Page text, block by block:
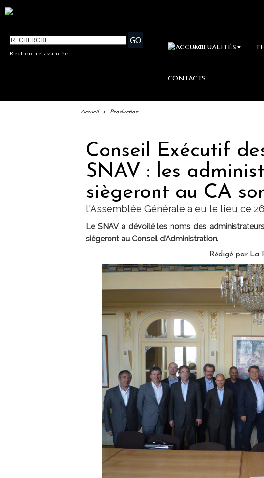
Recherche avancée
ACTUALITÉS ▼
CONTACTS
Accueil > Production
Conseil Exécutif
SNAV : les
siègeront au CA
l'Assemblée Générale a eu le lieu ce
Le SNAV a dévoilé les noms des
siégeront au Conseil d’Administration.
Rédigé par La